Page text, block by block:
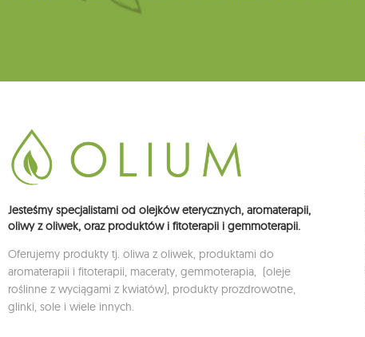
Jesteśmy specjalistami od olejków eterycznych, aromaterapii,
oliwy z oliwek, oraz produktów i fitoterapii i gemmoterapii.
Oferujemy produkty tj. oliwa z oliwek, produktami do
aromaterapii i fitoterapii, maceraty, gemmoterapia, (oleje
roślinne z wyciągami z kwiatów), produkty prozdrowotne,
glinki, sole i wiele innych.